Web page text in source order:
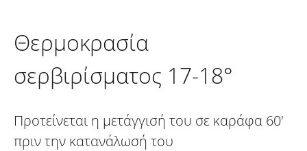
Θερμοκρασία
σερβιρίσματος 17-18°
Προτείνεται η μετάγγισή του σε καράφα 60'
πριν την κατανάλωσή του